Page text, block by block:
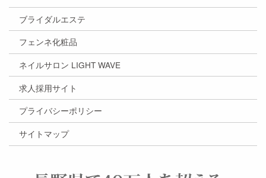
ブライダルエステ
フェンネ化粧品
ネイルサロン LIGHT WAVE
求人採用サイト
プライバシーポリシー
サイトマップ